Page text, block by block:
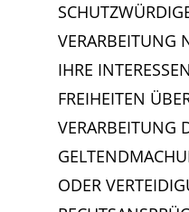
VERARBEITUNG
IHRE
FREIHEITEN
VERARBEITUNG
ODER